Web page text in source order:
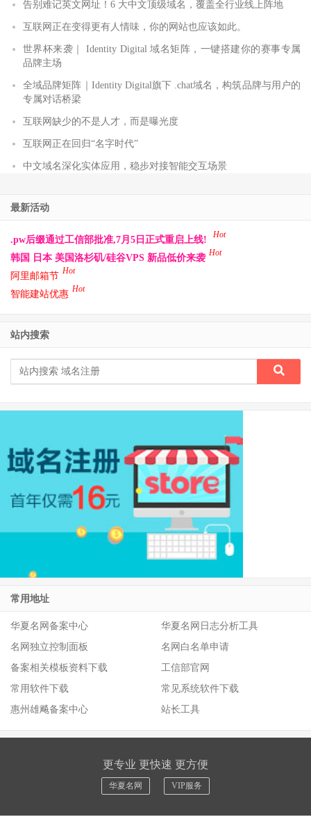
告别难记英文网址！6 大中文顶级域名，覆盖全行业线上阵地
互联网正在变得更有人情味，你的网站也应该如此。
世界杯来袭｜ Identity Digital 域名矩阵，一键搭建你的赛事专属
品牌主场
全域品牌矩阵｜Identity Digital旗下 .chat域名，构筑品牌与用户的
专属对话桥梁
互联网缺少的不是人才，而是曝光度
互联网正在回归“名字时代”
中文域名深化实体应用，稳步对接智能交互场景
最新活动
.pw后缀通过工信部批准,7月5日正式重启上线! Hot
韩国 日本 美国洛杉矶/硅谷VPS 新品低价来袭 Hot
阿里邮箱节 Hot
智能建站优惠 Hot
站内搜索
常用地址
华夏名网备案中心
华夏名网日志分析工具
名网独立控制面板
名网白名单申请
备案相关模板资料下载
工信部官网
常用软件下载
常见系统软件下载
惠州雄飚备案中心
站长工具
更专业 更快速 更方便
华夏名网 VIP服务